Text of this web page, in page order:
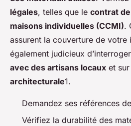
légales, telles que le contrat
maisons individuelles (CCMI).
assurent la couverture de votre
également judicieux
avec des artisans locaux et sur
architecturale1.
Demandez ses références
Vérifiez la durabilité des